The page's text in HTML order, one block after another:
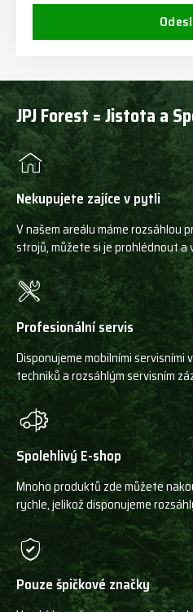
JPJ Forest = Jistota a
Nekupujete zajíce v pytli
V našem areálu máme rozsáhlou
strojů, můžete si je prohlédnout a
Profesionální servis
Disponujeme mobilními servisními
techniků a rozsáhlým servisním
Spolehlivý E-shop
Mnoho produktů zde můžete
rychle, jelikož disponujeme
Pouze špičkové značky